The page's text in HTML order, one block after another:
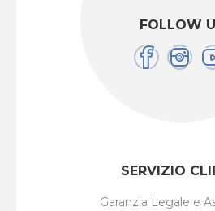
FOLLOW
SERVIZIO
Garanzia Legale e